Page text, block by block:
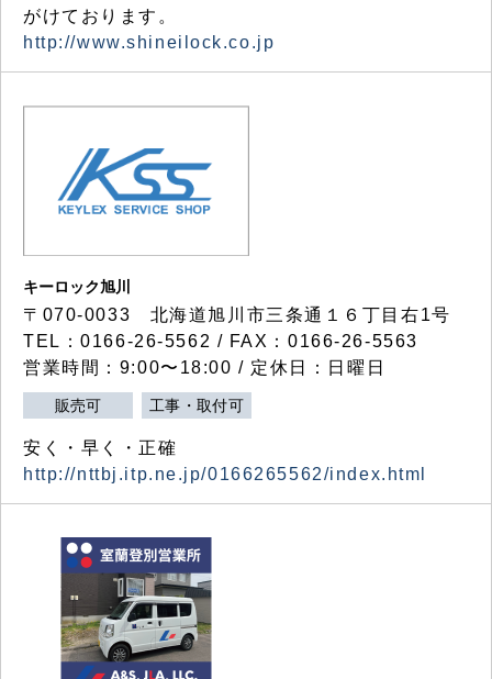
がけております。
http://www.shineilock.co.jp
キーロック旭川
〒070-0033 北海道旭川市三条通１６丁目右1号
TEL：0166-26-5562 / FAX：0166-26-5563
営業時間：9:00〜18:00 / 定休日：日曜日
販売可 工事・取付可
安く・早く・正確
http://nttbj.itp.ne.jp/0166265562/index.html